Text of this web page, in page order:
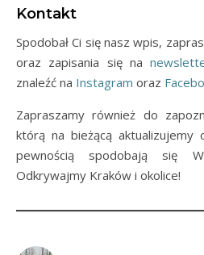
Kontakt
Spodobał Ci się nasz wpis,
oraz zapisania się na
znaleźć na Instagram oraz
Zapraszamy również do
którą na bieżącą
pewnością spodobają się
Odkrywajmy Kraków i okolice!